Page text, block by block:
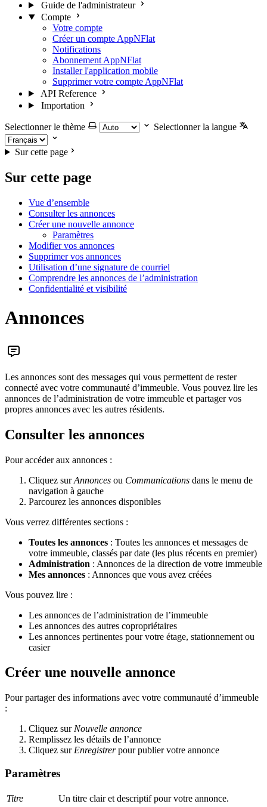
Guide de l'administrateur
Compte
Votre compte
Créer un compte AppNFlat
Notifications
Abonnement AppNFlat
Installer l'application mobile
Supprimer votre compte AppNFlat
API Reference
Importation
Selectionner le thème Selectionner la langue
Sur cette page
Sur cette page
Vue d’ensemble
Consulter les annonces
Créer une nouvelle annonce
Paramètres
Modifier vos annonces
Supprimer vos annonces
Utilisation d’une signature de courriel
Comprendre les annonces de l’administration
Confidentialité et visibilité
Annonces
Les annonces sont des messages qui vous permettent de rester
connecté avec votre communauté d’immeuble. Vous pouvez lire les
annonces de l’administration de votre immeuble et partager vos
propres annonces avec les autres résidents.
Consulter les annonces
Pour accéder aux annonces :
Cliquez surAnnonces ou Communications dans le menu de
navigation à gauche
Parcourez les annonces disponibles
Vous verrez différentes sections :
Toutes les annonces : Toutes les annonces et messages de
votre immeuble, classés par date (les plus récents en premier)
Administration : Annonces de la direction de votre immeuble
Mes annonces : Annonces que vous avez créées
Vous pouvez lire :
Les annonces de l’administration de l’immeuble
Les annonces des autres copropriétaires
Les annonces pertinentes pour votre étage, stationnement ou
casier
Créer une nouvelle annonce
Pour partager des informations avec votre communauté d’immeuble
:
Cliquez sur Nouvelle annonce
Remplissez les détails de l’annonce
Cliquez sur Enregistrerpour publier votre annonce
Paramètres
Titre
Un titre clair et descriptif pour votre annonce.